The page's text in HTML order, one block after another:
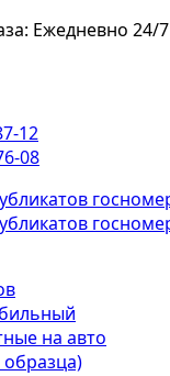
Ежедневно 24/7
12
08
на авто